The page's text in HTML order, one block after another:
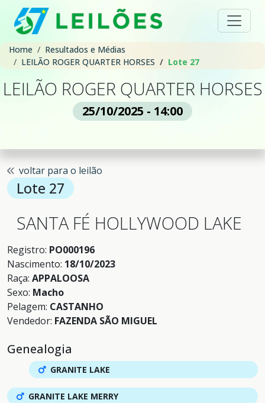
Home
Resultados e Médias
LEILÃO ROGER QUARTER HORSES
Lote 27
LEILÃO ROGER QUARTER HORSES
25/10/2025 - 14:00
voltar para o leilão
Lote 27
SANTA FÉ HOLLYWOOD LAKE
Registro: PO000196
Nascimento: 18/10/2023
Raça: APPALOOSA
Sexo: Macho
Pelagem: CASTANHO
Vendedor: FAZENDA SÃO MIGUEL
Genealogia
GRANITE LAKE
GRANITE LAKE MERRY